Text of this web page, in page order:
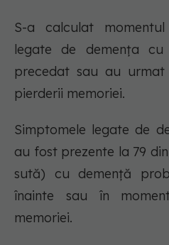
S-a calculat
legate de demența
precedat sau au
pierderii memoriei.
Simptomele legate de
au fost prezente la 79
sută) cu demență
înainte sau în
memoriei.